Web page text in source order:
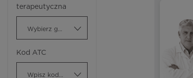
terapeutyczna
Kod ATC